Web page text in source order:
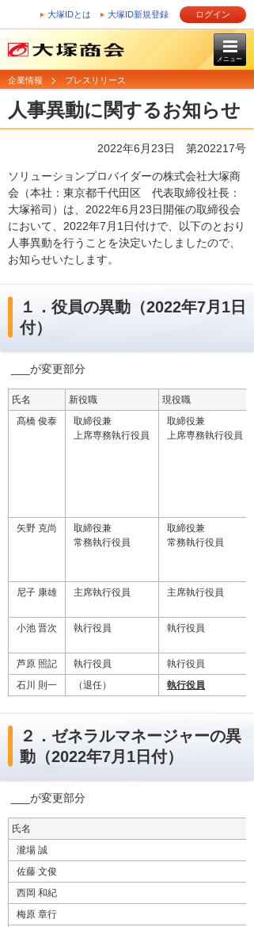
大塚IDとは 大塚ID新規登録 ログイン
メニュー
企業情報 プレスリリース
人事異動に関するお知らせ
2022年6月23日 第202217号
ソリューションプロバイダーの株式会社大塚商
会（本社：東京都千代田区 代表取締役社長：
大塚裕司）は、2022年6月23日開催の取締役会
において、2022年7月1日付けで、以下のとおり
人事異動を行うことを決定いたしましたので、
お知らせいたします。
１．役員の異動（2022年7月1日
付）
___が変更部分
氏名 新役職
現役職
髙橋 俊泰
取締役兼
上席専務執行役員
取締役兼
上席専務執行役員
矢野 克尚
取締役兼
常務執行役員
取締役兼
常務執行役員
尼子 康雄 主席執行役員 主席執行役員
小池 晋次 執行役員 執行役員
芦原 照記 執行役員
執行役員
石川 則一
（退任） 執行役員
２．ゼネラルマネージャーの異
動（2022年7月1日付）
___が変更部分
氏名
瀧場 誠
佐藤 文俊
西岡 和紀
梅原 章行